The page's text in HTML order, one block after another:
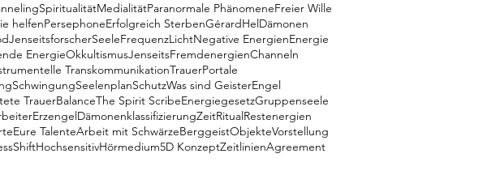
SpiritualitätMedialitätParanormale PhänomeneFreier Wille
helfenPersephoneErfolgreich SterbenGérardHelDämonen
JenseitsforscherSeeleFrequenzLichtNegative EnergienEnergie
EnergieOkkultismusJenseitsFremdenergienChanneln
TranskommunikationTrauerPortale
SchwingungSeelenplanSchutzWas sind GeisterEngel
TrauerBalanceThe Spirit ScribeEnergiegesetzGruppenseele
ErzengelDämonenklassifizierungZeitRitualRestenergien
Eure TalenteArbeit mit SchwärzeBerggeistObjekteVorstellung
ShiftHochsensitivHörmedium5D KonzeptZeitlinienAgreement